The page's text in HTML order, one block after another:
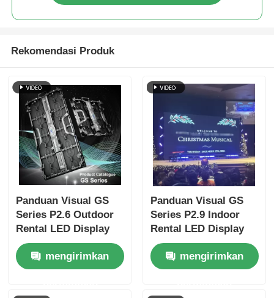
Rekomendasi Produk
Panduan Visual GS
Series P2.6 Outdoor
Rental LED Display
4500nit IP65 untuk
panggung luar
premium, 7680Hz CE
mengirimkan
Panduan Visual GS
Series P2.9 Indoor
Rental LED Display
untuk Acara Kompak,
7680Hz Tidak Ada
Layar Hitam CE
mengirimkan